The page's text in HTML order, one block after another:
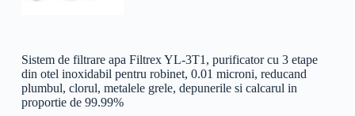
Sistem de filtrare apa Filtrex YL-3T1, purificator cu 3 etape
din otel inoxidabil pentru robinet, 0.01 microni, reducand
plumbul, clorul, metalele grele, depunerile si calcarul in
proportie de 99.99%